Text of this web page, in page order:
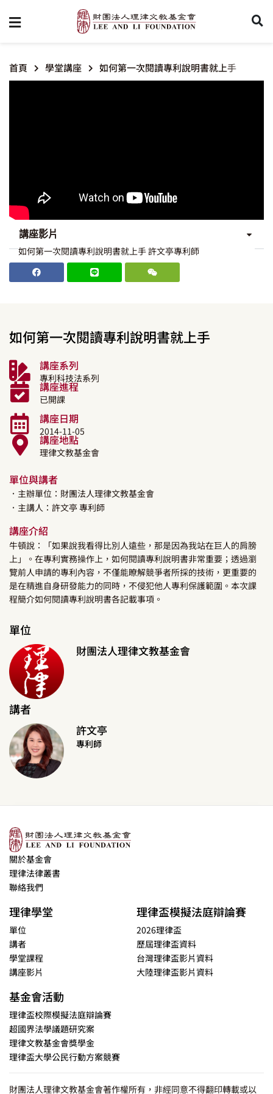
首頁 學堂講座 如何第一次閱讀專利說明書就上手
講座影片
如何第一次閱讀專利說明書就上手 許文亭專利師
如何第一次閱讀專利說明書就上手
講座系列
專利科技法系列
講座進程
已開課
講座日期
2014-11-05
講座地點
理律文教基金會
單位與講者
．主辦單位：財團法人理律文教基金會
．主講人： 許文亭專利師
講座介紹
牛頓說：「如果說我看得比別人遠些，那是因為我站在巨人的肩膀
上」。在專利實務操作上，如何閱讀專利說明書非常重要；透過瀏
覽前人申請的專利內容，不僅能瞭解競爭者所採的技術，更重要的
是在精進自身研發能力的同時，不侵犯他人專利保護範圍。本次課
程簡介如何閱讀專利說明書各記載事項。
單位
財團法人理律文教基金會
講者
許文亭
專利師
關於基金會
理律法律叢書
聯絡我們
理律學堂
單位
講者
學堂課程
講座影片
理律盃模擬法庭辯論賽
2026理律盃
歷屆理律盃資料
台灣理律盃影片資料
大陸理律盃影片資料
基金會活動
理律盃校際模擬法庭辯論賽
超國界法學議題研究案
理律文教基金會獎學金
理律盃大學公民行動方案競賽
財團法人理律文教基金會著作權所有，非經同意不得翻印轉載或以